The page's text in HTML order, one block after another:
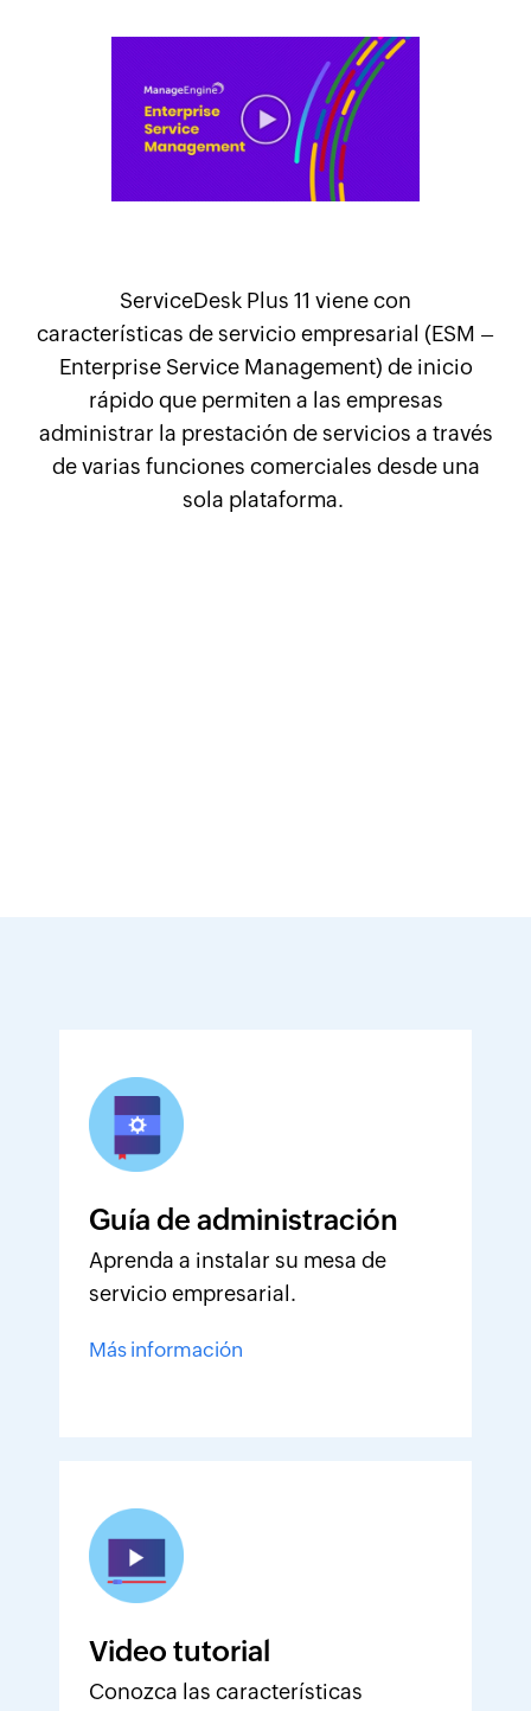
ServiceDesk Plus 11 viene con
características de servicio empresarial (ESM –
Enterprise Service Management) de inicio
rápido que permiten a las empresas
administrar la prestación de servicios a través
de varias funciones comerciales desde una
sola plataforma.
Guía de administración
Aprenda a instalar su mesa de
servicio empresarial.
Más información
Video tutorial
Conozca las características